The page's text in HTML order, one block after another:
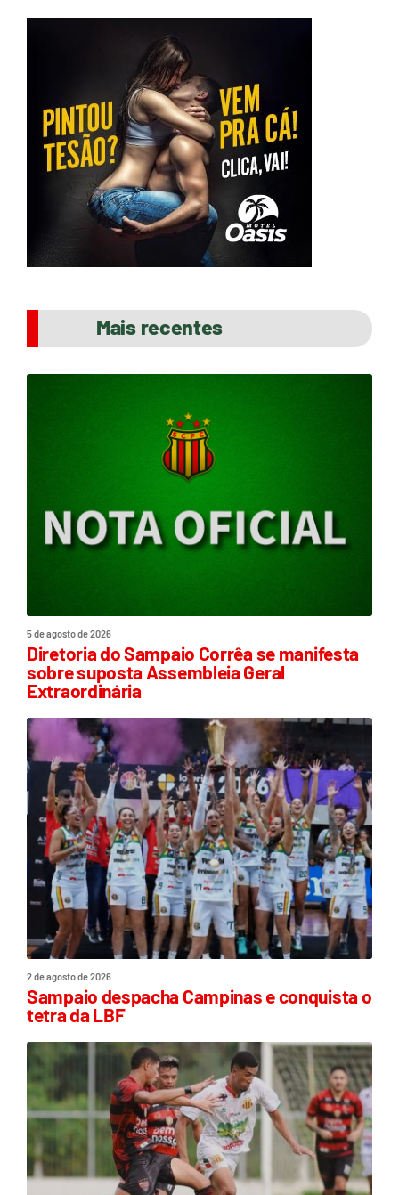
Mais recentes
5 de agosto de 2026
Diretoria do Sampaio Corrêa se manifesta
sobre suposta Assembleia Geral
Extraordinária
2 de agosto de 2026
Sampaio despacha Campinas e conquista o
tetra da LBF